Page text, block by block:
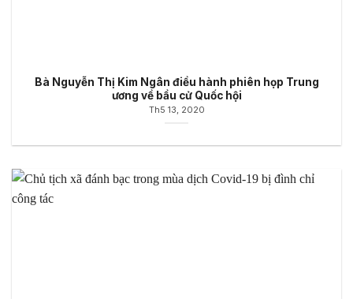
Bà Nguyễn Thị Kim Ngân điều hành phiên họp Trung
ương về bầu cử Quốc hội
Th5 13, 2020